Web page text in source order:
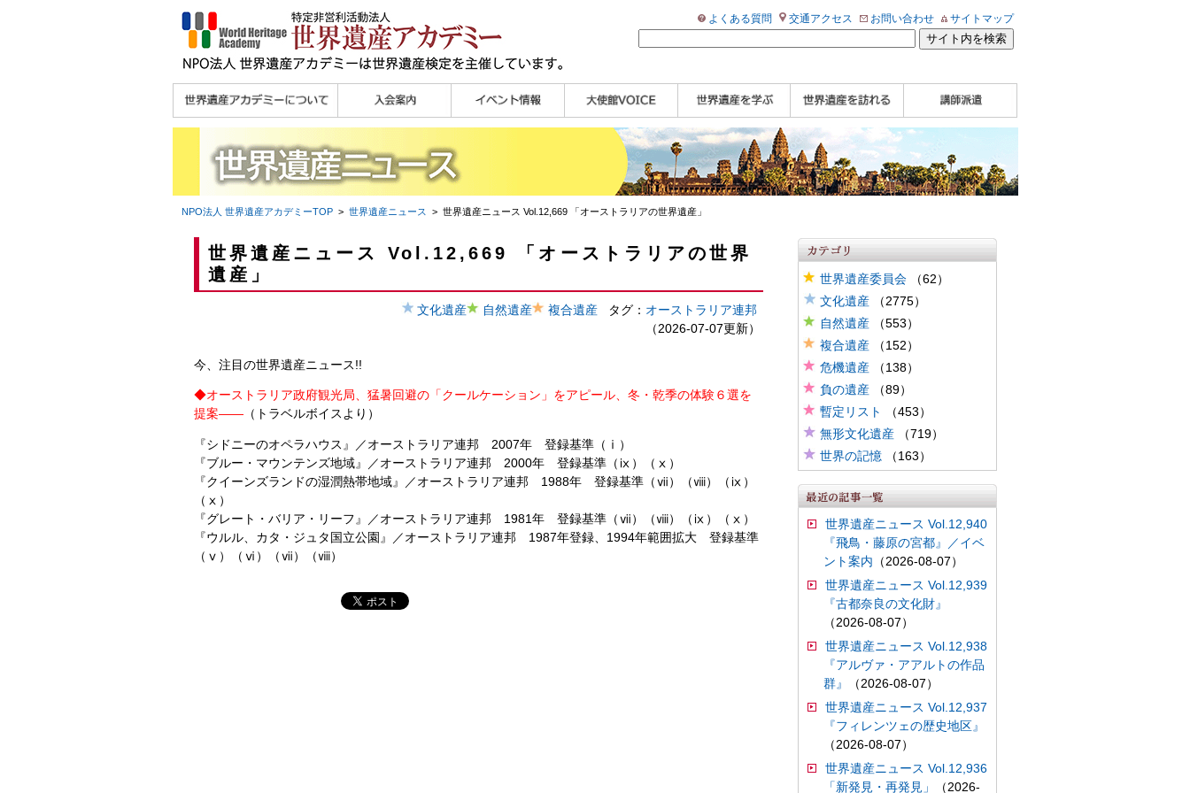
よくある質問 交通アクセス お問い合わせ サイトマップ
理念
メッセージ
主な活動内容
沿革
組織図・役員
研究員紹介 >>
宮澤 光 MIYAZAWA, Hikaru
研究員によるメディ
ア協力など
法人会員・協賛団体
／公認団体
メディア協力／プレ
スリリース
個人会員
法人会員
会報誌サンプル
会員限定ページ 講演会
大使館セミナー
展示会
講座・セミナー
ツアー情報
イベントレポート 研究員ブログ
マイスターのささや
き
WHAフォトギャラリ
ー
世界遺産応援ブログ
世界遺産検定公式
HP
学習アシスト動画
世界遺産ナビ
【pamon】
WHA認定講師について
WHA認定講師 紹介
動画
WHA認定講師 紹介
記事（会報誌）
自治体・民間団体関
係者の方へ
企業関係者の方へ
学校・教育関係者の
方へ
NPO法人 世界遺産アカデミーTOP> 世界遺産ニュース > 世界遺産ニュース Vol.12,669 「オーストラリアの世界遺産」
世界遺産ニュース Vol.12,669 「オーストラリアの世界
遺産」
文化遺産 自然遺産 複合遺産タグ： オーストラリア連邦
（2026-07-07更新）
今、注目の世界遺産ニュース!!
◆オーストラリア政府観光局、猛暑回避の「クールケーション」をアピール、冬・乾季の体験６選を
提案——（トラベルボイスより）
『シドニーのオペラハウス』／オーストラリア連邦 2007年 登録基準（ⅰ）
『ブルー・マウンテンズ地域』／オーストラリア連邦 2000年 登録基準（ⅸ）（ⅹ）
『クイーンズランドの湿潤熱帯地域』／オーストラリア連邦 1988年 登録基準（ⅶ）（ⅷ）（ⅸ）
（ⅹ）
『グレート・バリア・リーフ』／オーストラリア連邦 1981年 登録基準（ⅶ）（ⅷ）（ⅸ）（ⅹ）
『ウルル、カタ・ジュタ国立公園』／オーストラリア連邦 1987年登録、1994年範囲拡大 登録基準
（ⅴ）（ⅵ）（ⅶ）（ⅷ）
世界遺産委員会（62）
文化遺産（2775）
自然遺産（553）
複合遺産（152）
危機遺産（138）
負の遺産（89）
暫定リスト
（453）
無形文化遺産（719）
世界の記憶（163）
世界遺産ニュース Vol.12,940
『飛鳥・藤原の宮都』／イベ
ント案内 （2026-08-07）
世界遺産ニュース Vol.12,939
『古都奈良の文化財』
（2026-08-07）
世界遺産ニュース Vol.12,938
『アルヴァ・アアルトの作品
群』
（2026-08-07）
世界遺産ニュース Vol.12,937
『フィレンツェの歴史地区』
（2026-08-07）
世界遺産ニュース Vol.12,936
「新発見・再発見」
（2026-